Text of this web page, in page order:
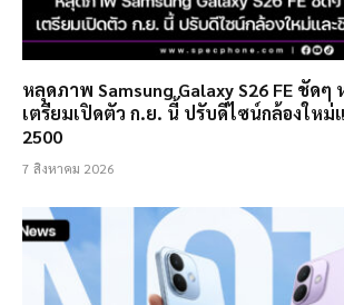
หลุดภาพ Samsung Galaxy S26 FE ชัดๆ
เตรียมเปิดตัว ก.ย. นี้ ปรับดีไซน์กล้องใหม่
2500
7 สิงหาคม 2026